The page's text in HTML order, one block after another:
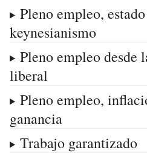
Pleno empleo,
keynesianismo
Pleno empleo desde
liberal
Pleno empleo,
ganancia
Trabajo garantizado